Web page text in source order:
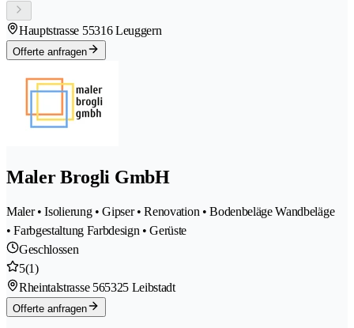
Hauptstrasse 55316 Leuggern
Offerte anfragen
Maler Brogli GmbH
Maler • Isolierung • Gipser • Renovation • Bodenbeläge Wandbeläge
• Farbgestaltung Farbdesign • Gerüste
Geschlossen
5(1)
Rheintalstrasse 565325 Leibstadt
Offerte anfragen